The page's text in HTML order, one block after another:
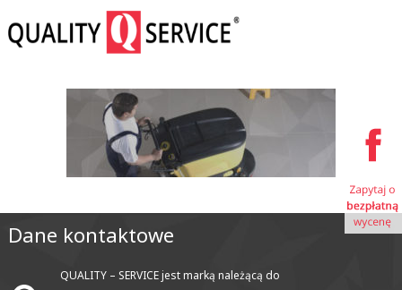
Dane kontaktowe
QUALITY – SERVICE jest marką należącą do